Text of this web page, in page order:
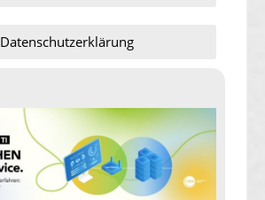
Datenschutzerklärung